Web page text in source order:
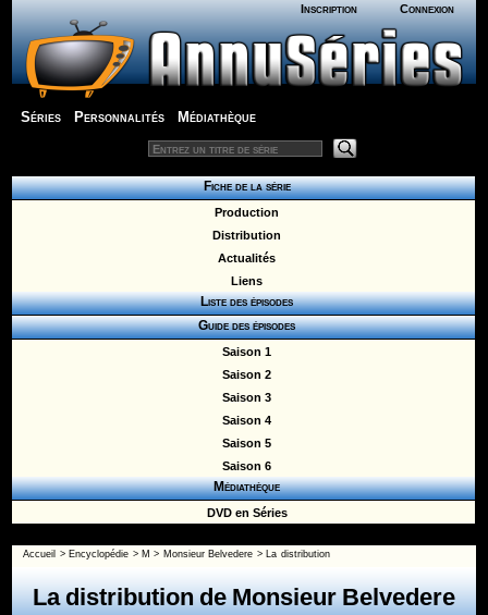
Inscription Connexion
Séries Personnalités Médiathèque
Fiche de la série
Production
Distribution
Actualités
Liens
Liste des épisodes
Guide des épisodes
Saison 1
Saison 2
Saison 3
Saison 4
Saison 5
Saison 6
Médiathèque
DVD en Séries
Accueil > Encyclopédie > M > Monsieur Belvedere > La distribution
La distribution de Monsieur Belvedere